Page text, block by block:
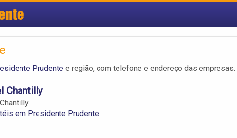
Prudente e região, com telefone e endereço das empresas.
Chantilly
em Presidente Prudente